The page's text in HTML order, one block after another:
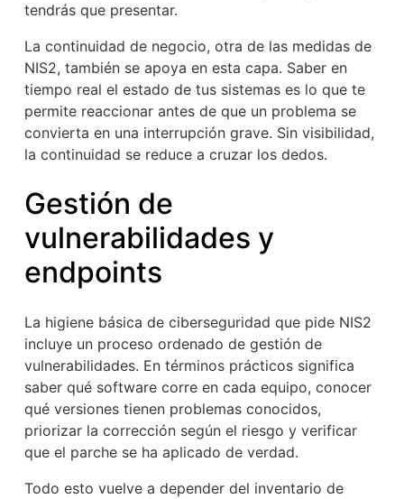
tendrás que presentar.
La continuidad de negocio, otra de las medidas de
NIS2, también se apoya en esta capa. Saber en
tiempo real el estado de tus sistemas es lo que te
permite reaccionar antes de que un problema se
convierta en una interrupción grave. Sin visibilidad,
la continuidad se reduce a cruzar los dedos.
Gestión de
vulnerabilidades y
endpoints
La higiene básica de ciberseguridad que pide NIS2
incluye un proceso ordenado de gestión de
vulnerabilidades. En términos prácticos significa
saber qué software corre en cada equipo, conocer
qué versiones tienen problemas conocidos,
priorizar la corrección según el riesgo y verificar
que el parche se ha aplicado de verdad.
Todo esto vuelve a depender del inventario de